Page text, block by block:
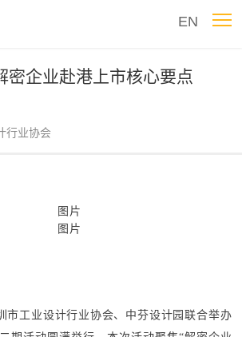
EN
密企业赴港上市核心要点
行业协会
市工业设计行业协会、中芬设计园联合举办